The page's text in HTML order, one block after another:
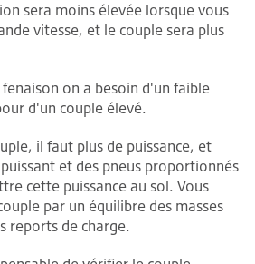
sera moins élevée lorsque vous
vitesse, et le couple sera plus
on a besoin d'un faible
d'un couple élevé.
il faut plus de puissance, et
et des pneus proportionnés
cette puissance au sol. Vous
par un équilibre des masses
reports de charge.